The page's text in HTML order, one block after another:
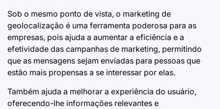
Sob o mesmo ponto de vista, o marketing de
geolocalização é uma ferramenta poderosa para as
empresas, pois ajuda a aumentar a eficiência e a
efetividade das campanhas de marketing, permitindo
que as mensagens sejam enviadas para pessoas que
estão mais propensas a se interessar por elas.
Também ajuda a melhorar a experiência do usuário,
oferecendo-lhe informações relevantes e